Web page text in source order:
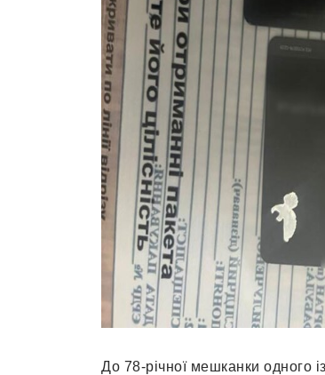
До 78-річної мешканки одного